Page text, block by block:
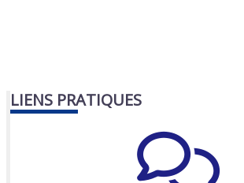
LIENS PRATIQUES